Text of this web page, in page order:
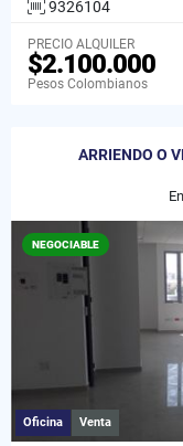
9326104
PRECIO ALQUILER
$2.100.000
Pesos Colombianos
ARRIENDO O
NEGOCIABLE
Oficina Venta